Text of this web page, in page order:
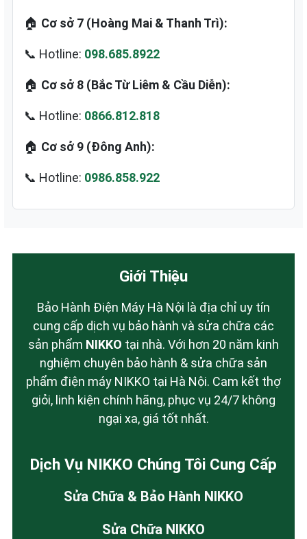
🏠 Cơ sở 7 (Hoàng Mai & Thanh Trì):
📞 Hotline: 098.685.8922
🏠 Cơ sở 8 (Bắc Từ Liêm & Cầu Diễn):
📞 Hotline: 0866.812.818
🏠 Cơ sở 9 (Đông Anh):
📞 Hotline: 0986.858.922
Giới Thiệu
Bảo Hành Điện Máy Hà Nội là địa chỉ uy tín
cung cấp dịch vụ bảo hành và sửa chữa các
sản phẩm NIKKO tại nhà. Với hơn 20 năm kinh
nghiệm chuyên bảo hành & sửa chữa sản
phẩm điện máy NIKKO tại Hà Nội. Cam kết thợ
giỏi, linh kiện chính hãng, phục vụ 24/7 không
ngại xa, giá tốt nhất.
Dịch Vụ NIKKO Chúng Tôi Cung Cấp
Sửa Chữa & Bảo Hành NIKKO
Sửa Chữa NIKKO